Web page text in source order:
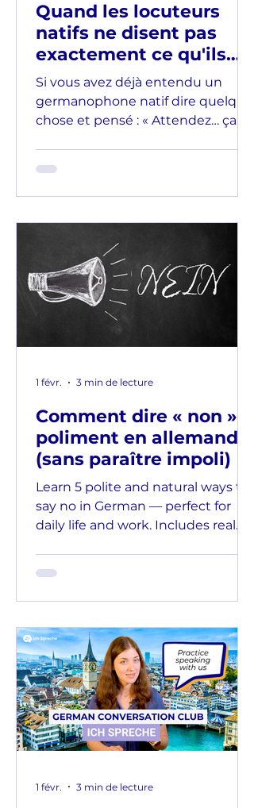
Quand les locuteurs
natifs ne disent pas
exactement ce qu'ils
veulent dire
Si vous avez déjà entendu un
germanophone natif dire quelque
chose et pensé : « Attendez… ça
monde de la subtilité polie. 😄
L'allemand regorge d'expressions
message dépend du ton, du
rythme et même de l'expression
faciale. Examinons ensemble
quelques exemples et je vous
montrerai ce qui les rend non
littéraux. 🧐 "C'est vraiment
Comment dire « non »
poliment en allemand
(sans paraître impoli)
Learn 5 polite and natural ways to
say no in German — perfect for
daily life and work. Includes real
1 févr. 3 min de lecture
1 févr. 3 min de lecture